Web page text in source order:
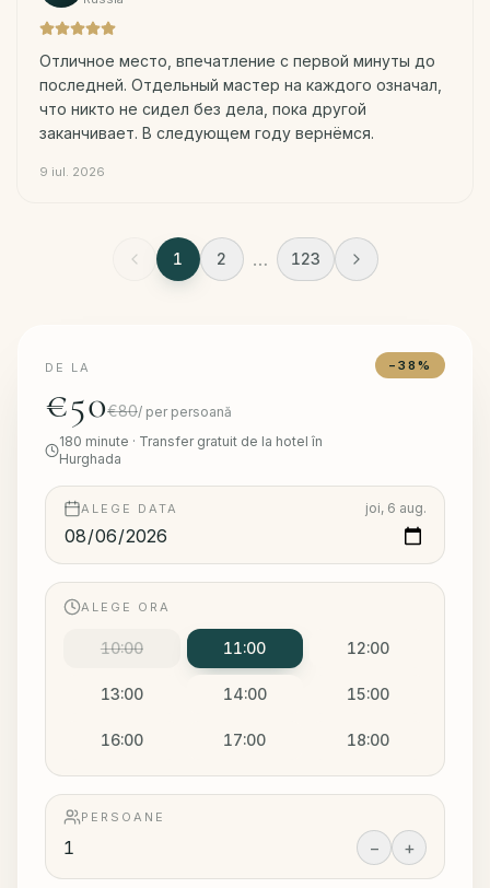
Отличное место, впечатление с первой минуты до
последней. Отдельный мастер на каждого означал,
что никто не сидел без дела, пока другой
заканчивает. В следующем году вернёмся.
9 iul. 2026
1 2 … 123
DE LA
€50€80/ per persoană
180 minute · Transfer gratuit de la hotel în
Hurghada
−38%
ALEGE DATA joi, 6 aug.
ALEGE ORA
10:00 11:00 12:00
13:00 14:00 15:00
16:00 17:00 18:00
PERSOANE
− +